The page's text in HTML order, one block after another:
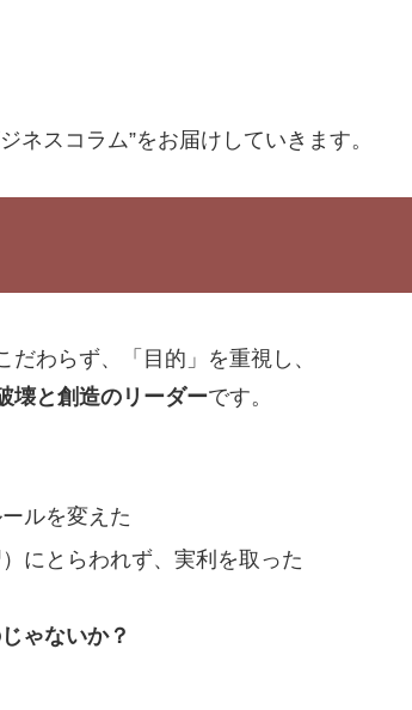
ネスコラム”をお届けしていきます。
わらず、「目的」を重視し、
壊と創造のリーダーです。
ルを変えた
にとらわれず、実利を取った
ゃないか？